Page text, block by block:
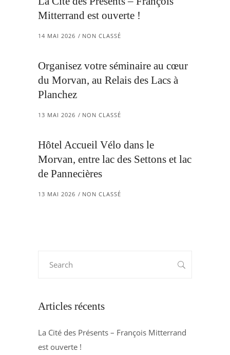
Mitterrand est ouverte !
14 MAI 2026 NON CLASSÉ
Organisez votre séminaire au cœur
du Morvan, au Relais des Lacs à
Planchez
13 MAI 2026 NON CLASSÉ
Hôtel Accueil Vélo dans le
Morvan, entre lac des Settons et lac
de Pannecières
13 MAI 2026 NON CLASSÉ
Articles récents
La Cité des Présents – François Mitterrand
est ouverte !